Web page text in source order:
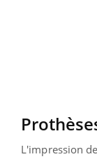
L'impression